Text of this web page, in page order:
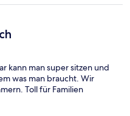
kann man super sitzen und
was man braucht. Wir
Toll für Familien